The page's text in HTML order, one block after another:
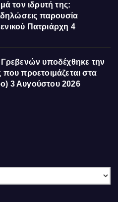
τον ιδρυτή της:
παρουσία
Πατριάρχη 4
υποδέχθηκε την
προετοιμάζεται στα
3 Αυγούστου 2026